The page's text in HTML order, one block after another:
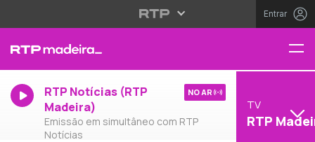
Entrar
RTP Notícias (RTP
Madeira)
Emissão em simultâneo com RTP
Notícias
NO AR
TV
RTP